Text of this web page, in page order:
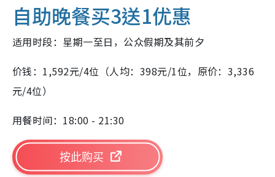
自助晚餐买3送1优惠
适用时段：星期一至日，公众假期及其前夕
价钱：1,592元/4位（人均：398元/1位，原价：3,336
元/4位）
用餐时间：18:00 - 21:30
按此购买